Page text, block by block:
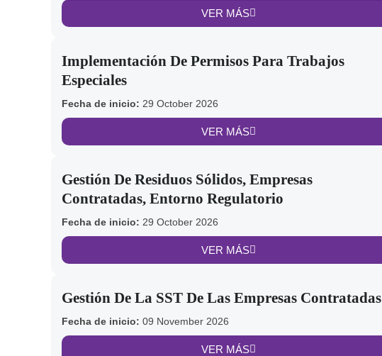
VER MÁS
Implementación De Permisos Para Trabajos
Especiales
Fecha de inicio: 29 October 2026
VER MÁS
Gestión De Residuos Sólidos, Empresas
Contratadas, Entorno Regulatorio
Fecha de inicio: 29 October 2026
VER MÁS
Gestión De La SST De Las Empresas Contratadas
Fecha de inicio: 09 November 2026
VER MÁS